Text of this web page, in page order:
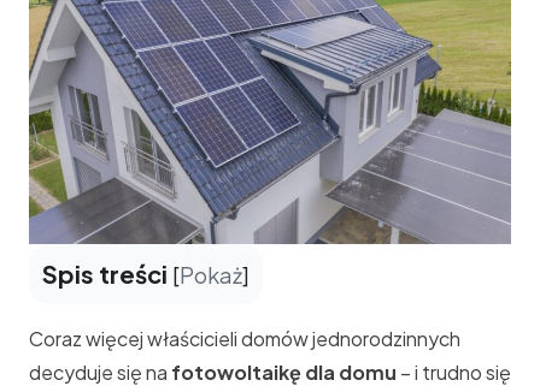
Spis treści [Pokaż]
Coraz więcej właścicieli domów jednorodzinnych
decyduje się na fotowoltaikę dla domu – i trudno się